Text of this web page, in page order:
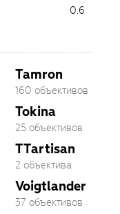
0.6
Tamron
160 объективов
Tokina
25 объективов
TTartisan
2 объектива
Voigtlander
37 объективов